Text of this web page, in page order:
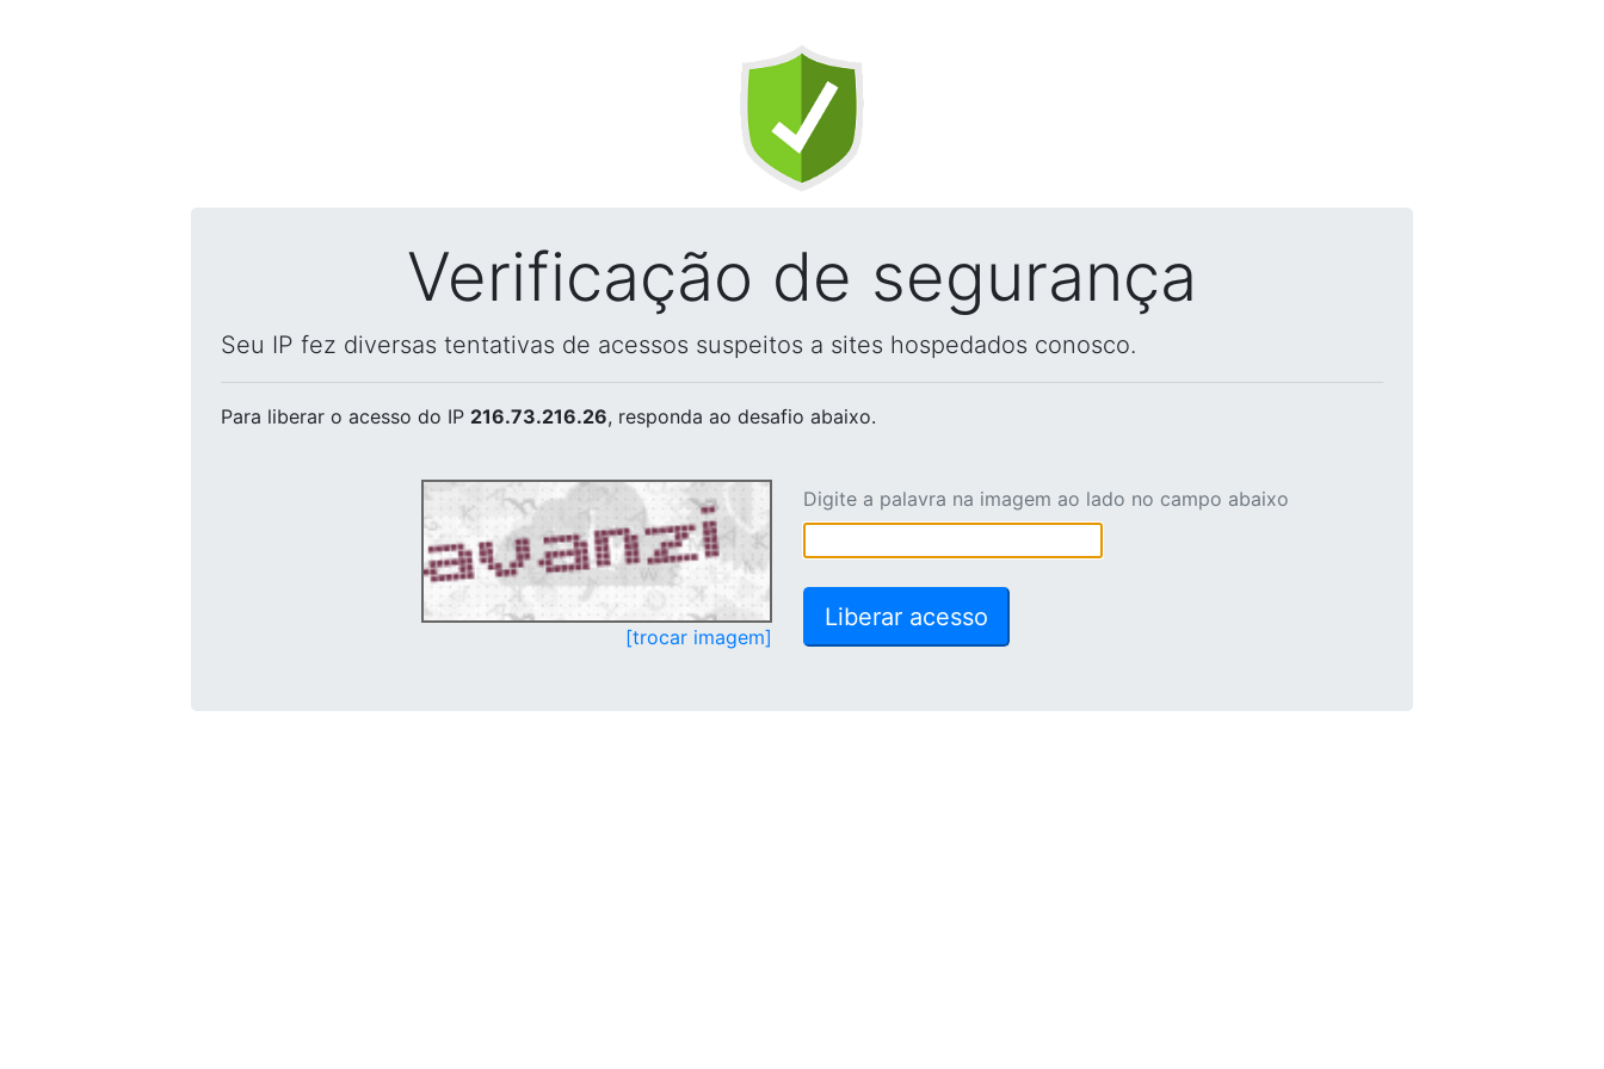
Verificação de segurança
Seu IP fez diversas tentativas de acessos suspeitos a sites hospedados conosco.
Para liberar o acesso do IP 216.73.216.26, responda ao desafio abaixo.
[trocar imagem]
Digite a palavra na imagem ao lado no campo abaixo